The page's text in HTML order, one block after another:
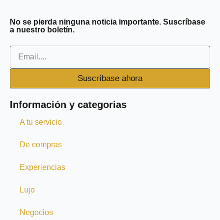
o
o
k
-
f
e
r
b
e
m
m
d
n
i
n
No se pierda ninguna noticia importante. Suscríbase
a nuestro boletín.
Suscríbase ahora
Información y categorias
A tu servicio
De compras
Experiencias
Lujo
Negocios